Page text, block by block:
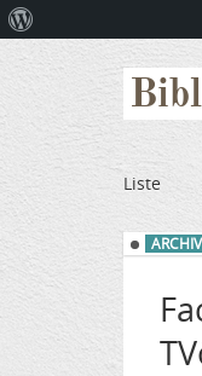
Liste
WordPress